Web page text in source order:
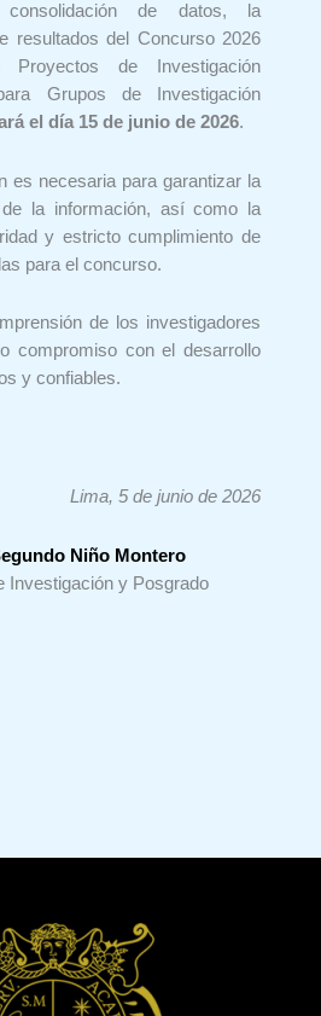
consolidación de datos, la
resultados del Concurso 2026
de Investigación
Grupos de Investigación
el día 15 de junio de 2026.
es necesaria para garantizar la
la información, así como la
y estricto cumplimiento de
para el concurso.
de los investigadores
compromiso con el desarrollo
y confiables.
Lima, 5 de junio de 2026
Niño Montero
Investigación y Posgrado